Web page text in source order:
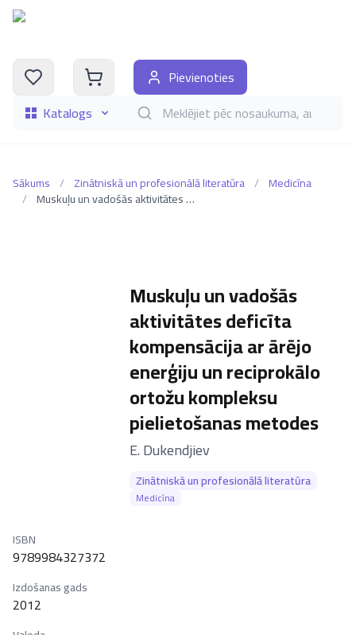
Katalogs Meklēt grāmatas pēc nosaukuma, autora,
Pievienoties
Sākums / Zinātniskā un profesionālā literatūra / Medicīna
/ Muskuļu un vadošās aktivitātes deficīta kompensācija ar ārējo enerģiju un reciprokālo ortožu kompleksu pielietošanas metodes
Muskuļu un vadošās
aktivitātes deficīta
kompensācija ar ārējo
enerģiju un reciprokālo
ortožu kompleksu
pielietošanas metodes
–
E. Dukendjiev
Zinātniskā un profesionālā literatūra
Medicīna
ISBN
9789984327372
Izdošanas gads
2012